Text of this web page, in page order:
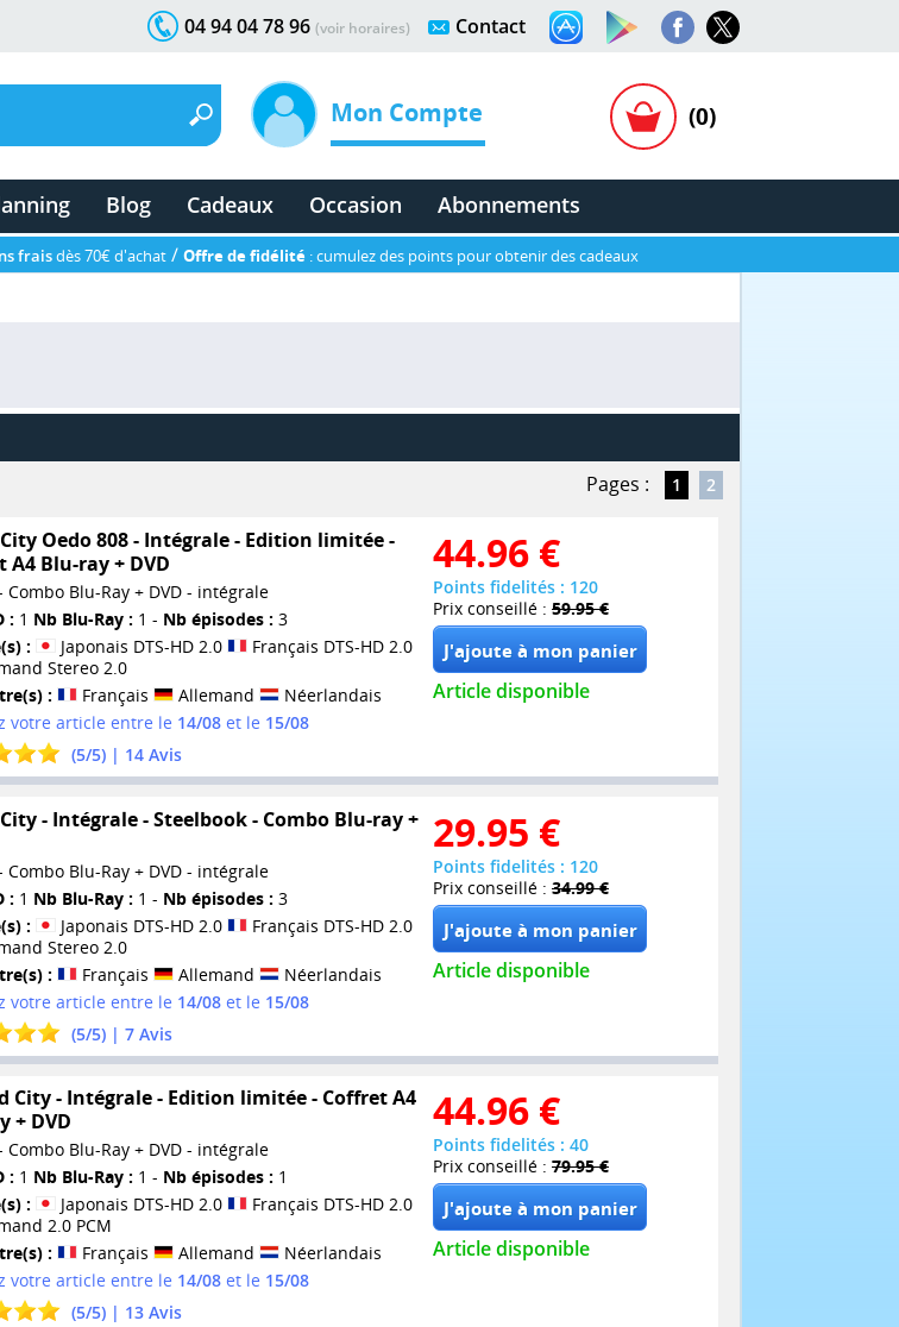
Contact
04 94 04 78 96 (voir horaires)
Mon Compte (0)
Blog Cadeaux Occasion Abonnements
fraisdès 70€ d'achat / Offre de fidélité : cumulez des points pour obtenir des cadeaux
Pages : 1 2
Oedo 808 - Intégrale - Edition limitée -
A4 Blu-ray + DVD
Blu-Ray + DVD - intégrale
: 1 Nb Blu-Ray : 1 - Nb épisodes : 3
:
Japonais DTS-HD 2.0
Français DTS-HD 2.0
Stereo 2.0
:
Français Allemand
Néerlandais
votre article entre le 14/08et le 15/08
(5/5) | 14Avis
44.96 €
Points fidelités : 120
Prix conseillé : 59.95 €
Article disponible
- Intégrale - Steelbook - Combo Blu-ray +
Blu-Ray + DVD - intégrale
: 1 Nb Blu-Ray : 1 - Nb épisodes : 3
:
Japonais DTS-HD 2.0
Français DTS-HD 2.0
Stereo 2.0
:
Français Allemand
Néerlandais
votre article entre le 14/08et le 15/08
(5/5) | 7Avis
29.95 €
Points fidelités : 120
Prix conseillé : 34.99 €
Article disponible
City - Intégrale - Edition limitée - Coffret A4
+ DVD
Blu-Ray + DVD - intégrale
: 1 Nb Blu-Ray : 1 - Nb épisodes : 1
:
Japonais DTS-HD 2.0
Français DTS-HD 2.0
2.0 PCM
:
Français Allemand
Néerlandais
votre article entre le 14/08et le 15/08
(5/5) | 13Avis
44.96 €
Points fidelités : 40
Prix conseillé : 79.95 €
Article disponible